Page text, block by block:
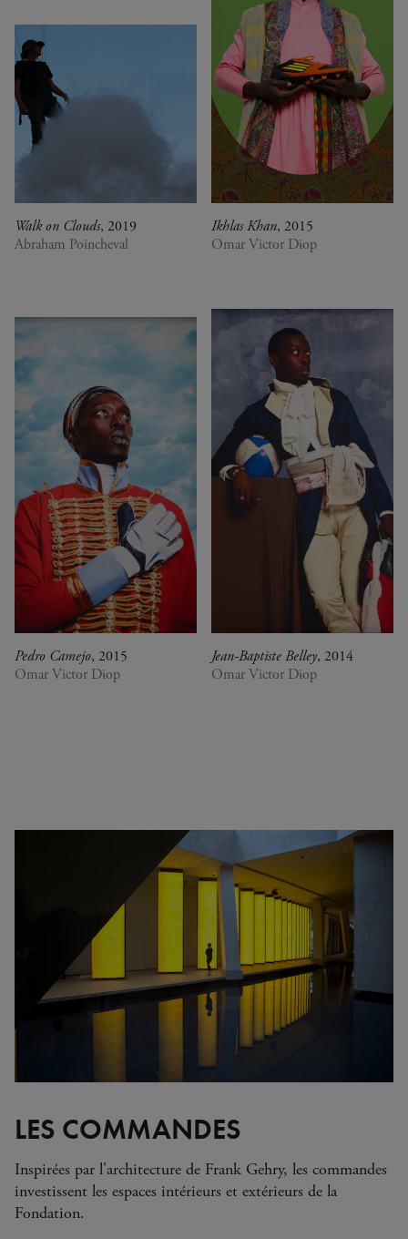
Walk on Clouds, 2019
Abraham Poincheval
Ikhlas Khan, 2015
Omar Victor Diop
Pedro Camejo, 2015
Omar Victor Diop
Jean-Baptiste Belley, 2014
Omar Victor Diop
LES COMMANDES
Inspirées par l'architecture de Frank Gehry, les commandes
investissent les espaces intérieurs et extérieurs de la
Fondation.